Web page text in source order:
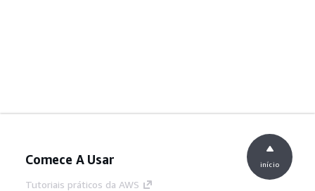
Comece A Usar
Tutoriais práticos da AWS
início